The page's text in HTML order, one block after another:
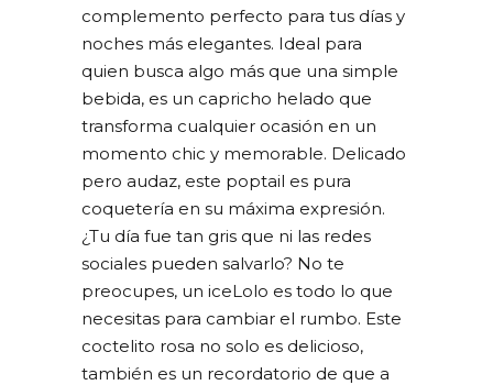
complemento perfecto para tus días y
noches más elegantes. Ideal para
quien busca algo más que una simple
bebida, es un capricho helado que
transforma cualquier ocasión en un
momento chic y memorable. Delicado
pero audaz, este poptail es pura
coquetería en su máxima expresión.
¿Tu día fue tan gris que ni las redes
sociales pueden salvarlo? No te
preocupes, un iceLolo es todo lo que
necesitas para cambiar el rumbo. Este
coctelito rosa no solo es delicioso,
también es un recordatorio de que a